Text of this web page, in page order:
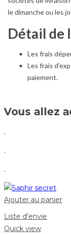
le dimanche ou les
Détail de
Les frais
Les frais
paiement.
Vous allez
.
.
.
Ajouter au panier
Liste d'envie
Quick view